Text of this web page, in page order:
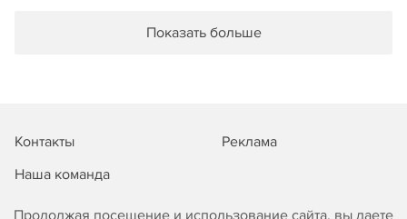
Продолжая посещение и использование сайта, вы даете
Показать больше
Контакты
Реклама
Наша команда